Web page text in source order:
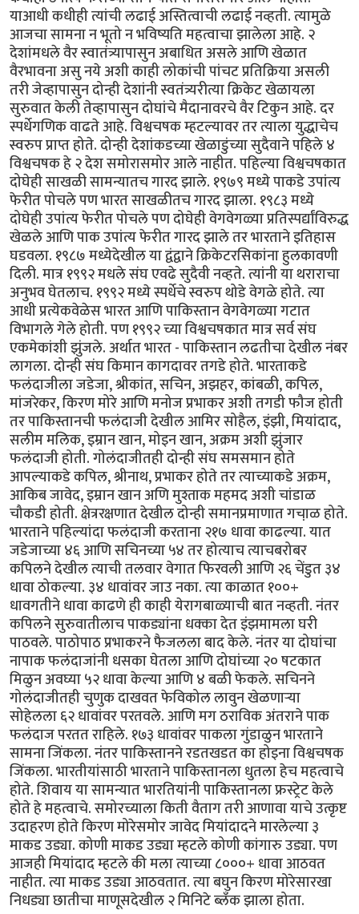
याआधी कधीही त्यांची लढाई अस्तित्वाची लढाई नव्हती. त्यामुळे
आजचा सामना न भूतो न भविष्यति महत्वाचा झालेला आहे. २
देशांमधले वैर स्वातंत्र्यापासुन अबाधित असले आणि खेळात
वैरभावना असु नये अशी काही लोकांची पांचट प्रतिक्रिया असली
तरी जेव्हापासुन दोन्ही देशांनी स्वतंत्र्यरीत्या क्रिकेट खेळायला
सुरुवात केली तेव्हापासुन दोघांचे मैदानावरचे वैर टिकुन आहे. दर
स्पर्धेगणिक वाढते आहे. विश्वचषक म्हटल्यावर तर त्याला युद्धाचेच
स्वरुप प्राप्त होते. दोन्ही देशांकडच्या खेळाडुंच्या सुदैवाने पहिले ४
विश्वचषक हे २ देश समोरासमोर आले नाहीत. पहिल्या विश्वचषकात
दोघेही साखळी सामन्यातच गारद झाले. १९७९ मध्ये पाकडे उपांत्य
फेरीत पोचले पण भारत साखळीतच गारद झाला. १९८३ मध्ये
दोघेही उपांत्य फेरीत पोचले पण दोघेही वेगवेगळ्या प्रतिस्पर्द्यांविरुद्ध
खेळले आणि पाक उपांत्य फेरीत गारद झाले तर भारताने इतिहास
घडवला. १९८७ मध्येदेखील या द्वंद्वाने क्रिकेटरसिकांना हुलकावणी
दिली. मात्र १९९२ मधले संघ एवढे सुदैवी नव्हते. त्यांनी या थराराचा
अनुभव घेतलाच. १९९२ मध्ये स्पर्धेचे स्वरुप थोडे वेगळे होते. त्या
आधी प्रत्येकवेळेस भारत आणि पाकिस्तान वेगवेगळ्या गटात
विभागले गेले होती. पण १९९२ च्या विश्वचषकात मात्र सर्व संघ
एकमेकांशी झुंजले. अर्थात भारत - पाकिस्तान लढतीचा देखील नंबर
लागला. दोन्ही संघ किमान कागदावर तगडे होते. भारताकडे
फलंदाजीला जडेजा, श्रीकांत, सचिन, अझहर, कांबळी, कपिल,
मांजरेकर, किरण मोरे आणि मनोज प्रभाकर अशी तगडी फौज होती
तर पाकिस्तानची फलंदाजी देखील आमिर सोहैल, इंझी, मियांदाद,
सलीम मलिक, इम्रान खान, मोइन खान, अक्रम अशी झुंजार
फलंदाजी होती. गोलंदाजीतही दोन्ही संघ समसमान होते
आपल्याकडे कपिल, श्रीनाथ, प्रभाकर होते तर त्याच्याकडे अक्रम,
आकिब जावेद, इम्रान खान अणि मुश्ताक महमद अशी चांडाळ
चौकडी होती. क्षेत्ररक्षणात देखील दोन्ही समानप्रमाणात गचा़ळ होते.
भारताने पहिल्यांदा फलंदाजी करताना २१७ धावा काढल्या. यात
जडेजाच्या ४६ आणि सचिनच्या ५४ तर होत्याच त्याचबरोबर
कपिलने देखील त्याची तलवार वेगात फिरवली आणि २६ चेंडुत ३४
धावा ठोकल्या. ३४ धावांवर जाउ नका. त्या काळात १००+
धावगतीने धावा काढणे ही काही येरागबाळ्याची बात नव्हती. नंतर
कपिलने सुरुवातीलाच पाकड्यांना धक्का देत इंझमामला घरी
पाठवले. पाठोपाठ प्रभाकरने फैजलला बाद केले. नंतर या दोघांचा
नापाक फलंदाजांनी धसका घेतला आणि दोघांच्या २० षटकात
मिळुन अवघ्या ५२ धावा केल्या आणि ४ बळी फेकले. सचिनने
गोलंदाजीतही चुणुक दाखवत फेविकोल लावुन खेळणार्‍या
सोहेलला ६२ धावांवर परतवले. आणि मग ठराविक अंतराने पाक
फलंदाज परतत राहिले. १७३ धावांवर पाकला गुंडाळुन भारताने
सामना जिंकला. नंतर पाकिस्तानने रडतखडत का होइना विश्वचषक
जिंकला. भारतीयांसाठी भारताने पाकिस्तानला धुतला हेच महत्वाचे
होते. शिवाय या सामन्यात भारतियांनी पाकिस्तानला फ्रस्ट्रेट केले
होते हे महत्वाचे. समोरच्याला किती वैताग तरी आणावा याचे उत्कृष्ट
उदाहरण होते किरण मोरेसमोर जावेद मियांदादने मारलेल्या ३
माकड उड्या. कोणी माकड उड्या म्हटले कोणी कांगारु उड्या. पण
आजही मियांदाद म्हटले की मला त्याच्या ८०००+ धावा आठवत
नाहीत. त्या माकड उड्या आठवतात. त्या बघुन किरण मोरेसारखा
निधड्या छातीचा माणूसदेखील २ मिनिटे ब्लँक झाला होता.